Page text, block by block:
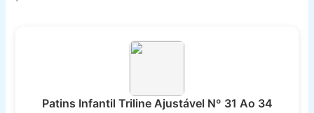
Patins Infantil Triline Ajustável Nº 31 Ao 34